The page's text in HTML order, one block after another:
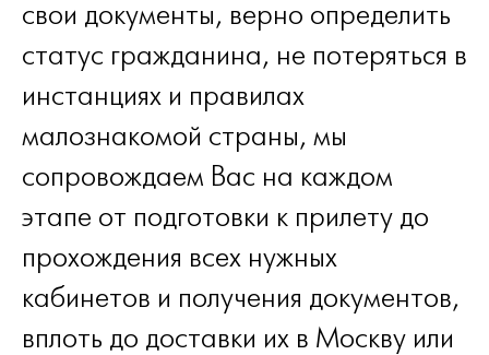
свои документы, верно определить
статус гражданина, не потеряться в
инстанциях и правилах
малознакомой страны, мы
сопровождаем Вас на каждом
этапе от подготовки к прилету до
прохождения всех нужных
кабинетов и получения документов,
вплоть до доставки их в Москву или